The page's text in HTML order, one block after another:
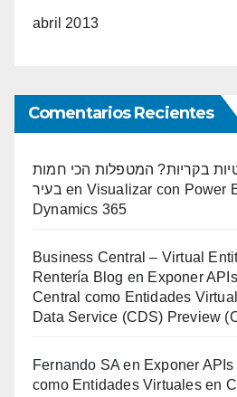
abril 2013
Comentarios Recientes
בקריות? המטפלות הכי חמות
בעיר en Visualizar con Power
Dynamics 365
Business Central – Virtual
Rentería Blog en Exponer
Central como Entidades
Data Service (CDS) Preview
Fernando SA en Exponer
como Entidades Virtuales en